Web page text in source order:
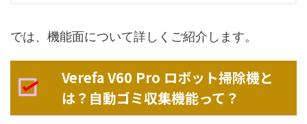
では、機能面について詳しくご紹介します。
Verefa V60 Pro ロボット掃除機と
は？自動ゴミ収集機能って？